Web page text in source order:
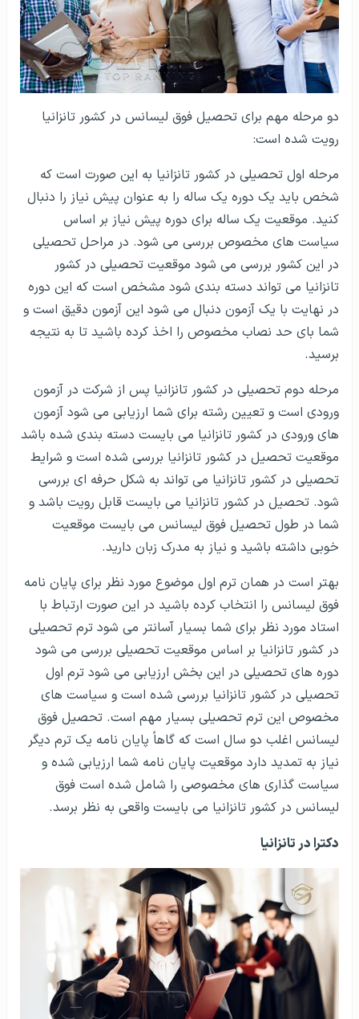
دو مرحله مهم برای تحصیل فوق لیسانس در کشور تانزانیا
رویت شده است:
مرحله اول تحصیلی در کشور تانزانیا به این صورت است که
شخص باید یک دوره یک ساله را به عنوان پیش نیاز را دنبال
کنید. موقعیت یک ساله برای دوره پیش نیاز بر اساس
سیاست های مخصوص بررسی می شود. در مراحل تحصیلی
در این کشور بررسی می شود موقعیت تحصیلی در کشور
تانزانیا می تواند دسته بندی شود مشخص است که این دوره
در نهایت با یک آزمون دنبال می شود این آزمون دقیق است و
شما بای حد نصاب مخصوص را اخذ کرده باشید تا به نتیجه
برسید.
مرحله دوم تحصیلی در کشور تانزانیا پس از شرکت در آزمون
ورودی است و تعیین رشته برای شما ارزیابی می شود آزمون
های ورودی در کشور تانزانیا می بایست دسته بندی شده باشد
موقعیت تحصیل در کشور تانزانیا بررسی شده است و شرایط
تحصیلی در کشور تانزانیا می تواند به شکل حرفه ای بررسی
شود. تحصیل در کشور تانزانیا می بایست قابل رویت باشد و
شما در طول تحصیل فوق لیسانس می بایست موقعیت
خوبی داشته باشید و نیاز به مدرک زبان دارید.
بهتر است در همان ترم اول موضوع مورد نظر برای پایان نامه
فوق لیسانس را انتخاب کرده باشید در این صورت ارتباط با
استاد مورد نظر برای شما بسیار آسانتر می شود ترم تحصیلی
در کشور تانزانیا بر اساس موقعیت تحصیلی بررسی می شود
دوره های تحصیلی در این بخش ارزیابی می شود ترم اول
تحصیلی در کشور تانزانیا بررسی شده است و سیاست های
مخصوص این ترم تحصیلی بسیار مهم است. تحصیل فوق
لیسانس اغلب دو سال است که گاهاً پایان نامه یک ترم دیگر
نیاز به تمدید دارد موقعیت پایان نامه شما ارزیابی شده و
سیاست گذاری های مخصوصی را شامل شده است فوق
لیسانس در کشور تانزانیا می بایست واقعی به نظر برسد.
دکترا در تانزانیا